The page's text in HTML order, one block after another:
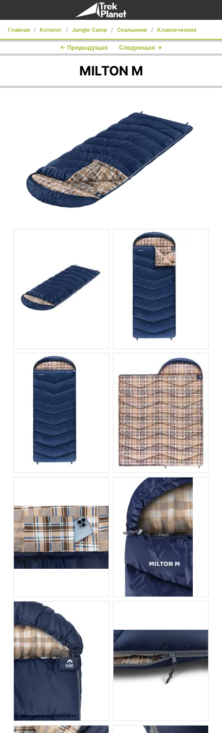
Главная Каталог Jungle Camp Спальники Классические
← Предыдущая Следующая →
MILTON М